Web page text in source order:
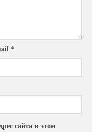
*
сайта в этом